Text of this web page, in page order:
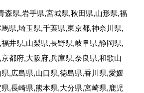
森県,岩手県,宮城県,秋田県,山形県,福
県,埼玉県,千葉県,東京都,神奈川県,
井県,山梨県,長野県,岐阜県,静岡県,
都府,大阪府,兵庫県,奈良県,和歌山
,広島県,山口県,徳島県,香川県,愛媛
,長崎県,熊本県,大分県,宮崎県,鹿児